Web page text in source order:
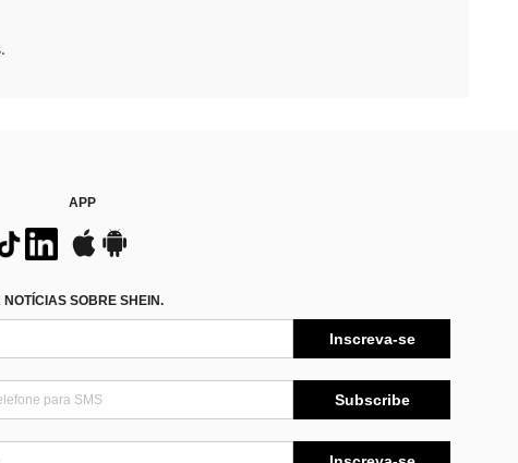
APP
SOBRE SHEIN.
Inscreva-se
Subscribe